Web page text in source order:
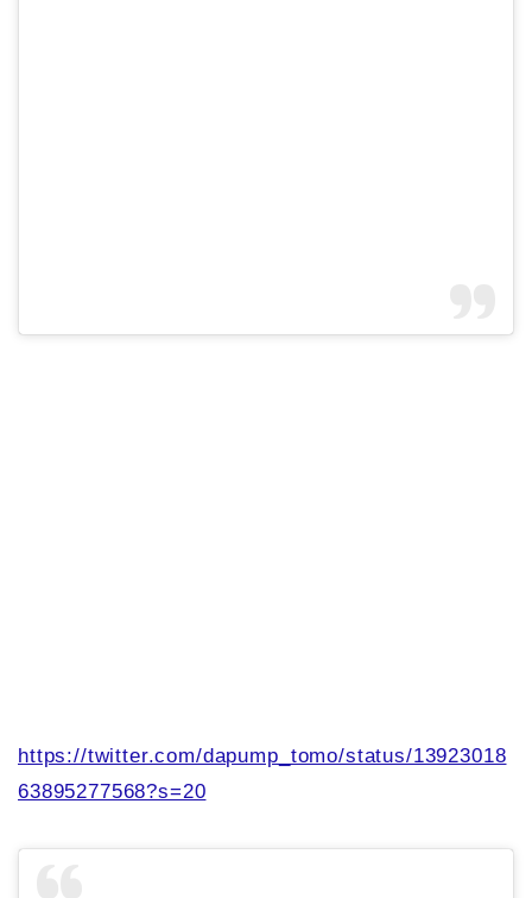
https://twitter.com/dapump_tomo/status/13923018
63895277568?s=20